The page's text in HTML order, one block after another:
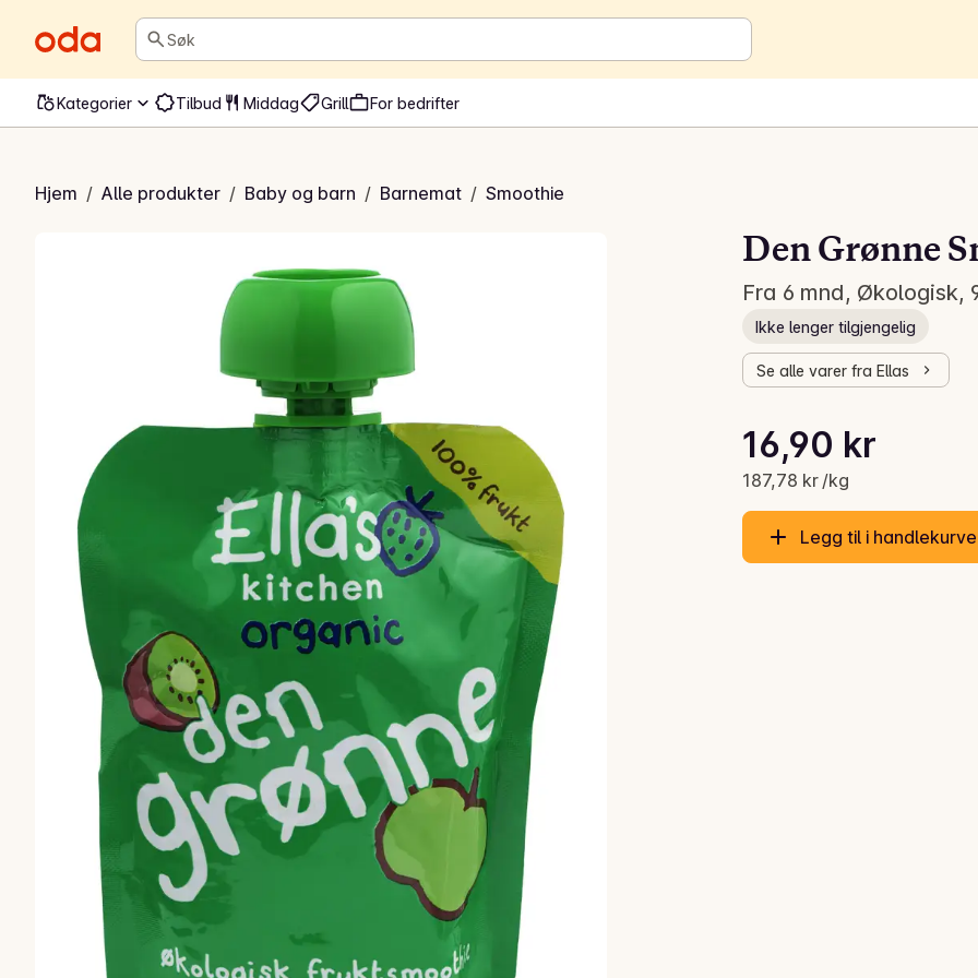
Søk
Kategorier Tilbud Middag Grill For bedrifter
Hjem / Alle produkter / Baby og barn / Barnemat / Smoothie
Smoothie
Den Grønne
Fra 6 mnd, Økologisk,
Ikke lenger tilgjengelig
Se alle varer fra Ellas
Gjeldende pris er: 16,90 kr
16,90 kr
187,78 kr /kg
Stykkpris: 187,78 kr /kg
Legg til i